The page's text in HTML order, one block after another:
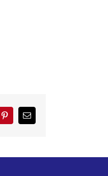
PinterestCorreo
electrónico